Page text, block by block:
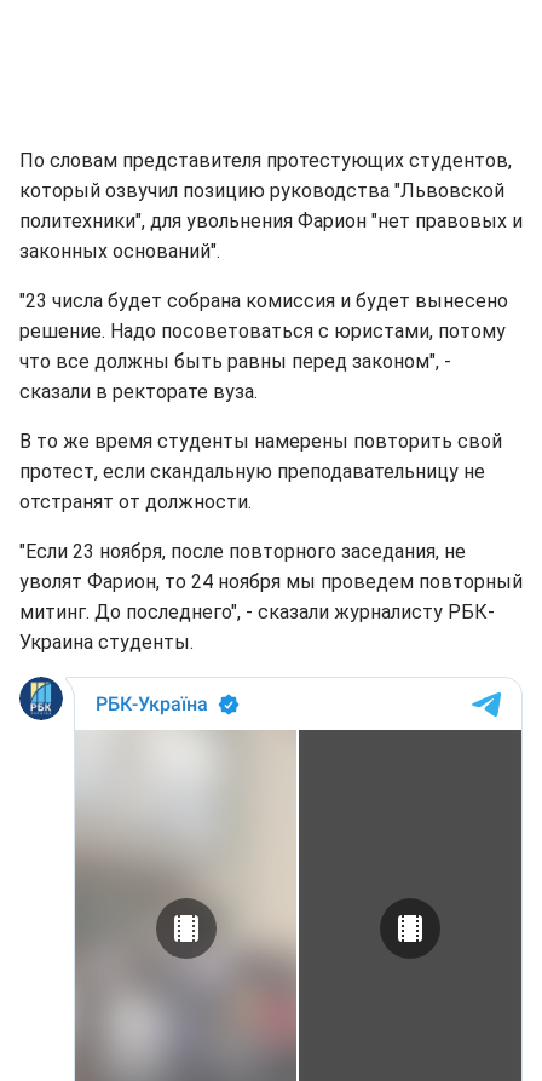
По словам представителя протестующих студентов,
который озвучил позицию руководства "Львовской
политехники", для увольнения Фарион "нет правовых и
законных оснований".
"23 числа будет собрана комиссия и будет вынесено
решение. Надо посоветоваться с юристами, потому
что все должны быть равны перед законом", -
сказали в ректорате вуза.
В то же время студенты намерены повторить свой
протест, если скандальную преподавательницу не
отстранят от должности.
"Если 23 ноября, после повторного заседания, не
уволят Фарион, то 24 ноября мы проведем повторный
митинг. До последнего", - сказали журналисту РБК-
Украина студенты.